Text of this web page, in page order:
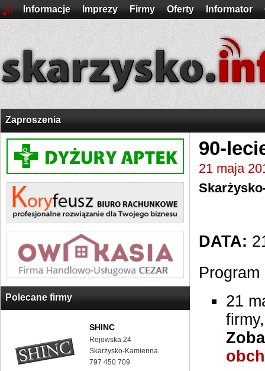
Informacje Imprezy Firmy Oferty Informator
Zaproszenia
Polecane firmy
SHINC
Rejowska 24
Skarżysko-Kamienna
797 450 709
90-
21 maja
DATA:
21